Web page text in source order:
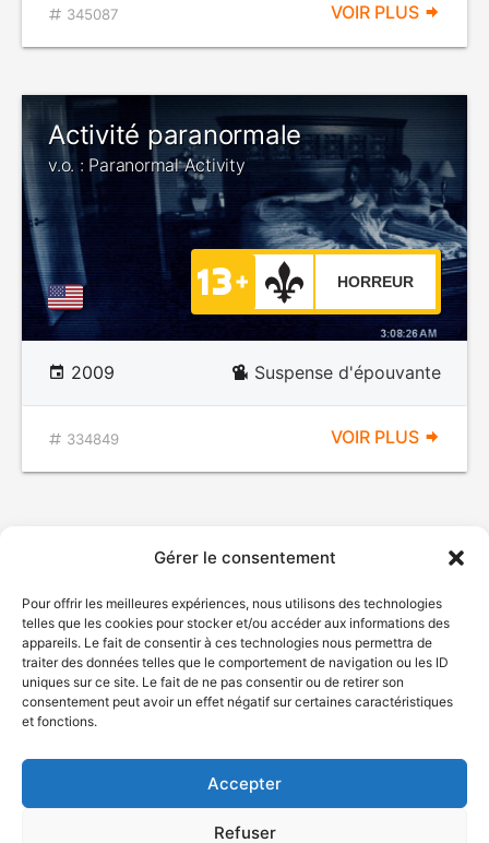
Gérer le consentement
Pour offrir les meilleures expériences, nous utilisons des technologies
telles que les cookies pour stocker et/ou accéder aux informations des
appareils. Le fait de consentir à ces technologies nous permettra de
traiter des données telles que le comportement de navigation ou les ID
uniques sur ce site. Le fait de ne pas consentir ou de retirer son
consentement peut avoir un effet négatif sur certaines caractéristiques
et fonctions.
Accepter
Refuser
345087 VOIR PLUS
Activité paranormale
v.o. : Paranormal Activity
HORREUR
2009 Suspense d'épouvante
334849 VOIR PLUS
© Gouvernement du Québec, 2026
Plan du site
Accessibilité
Accès à l'information
Déclaration de services